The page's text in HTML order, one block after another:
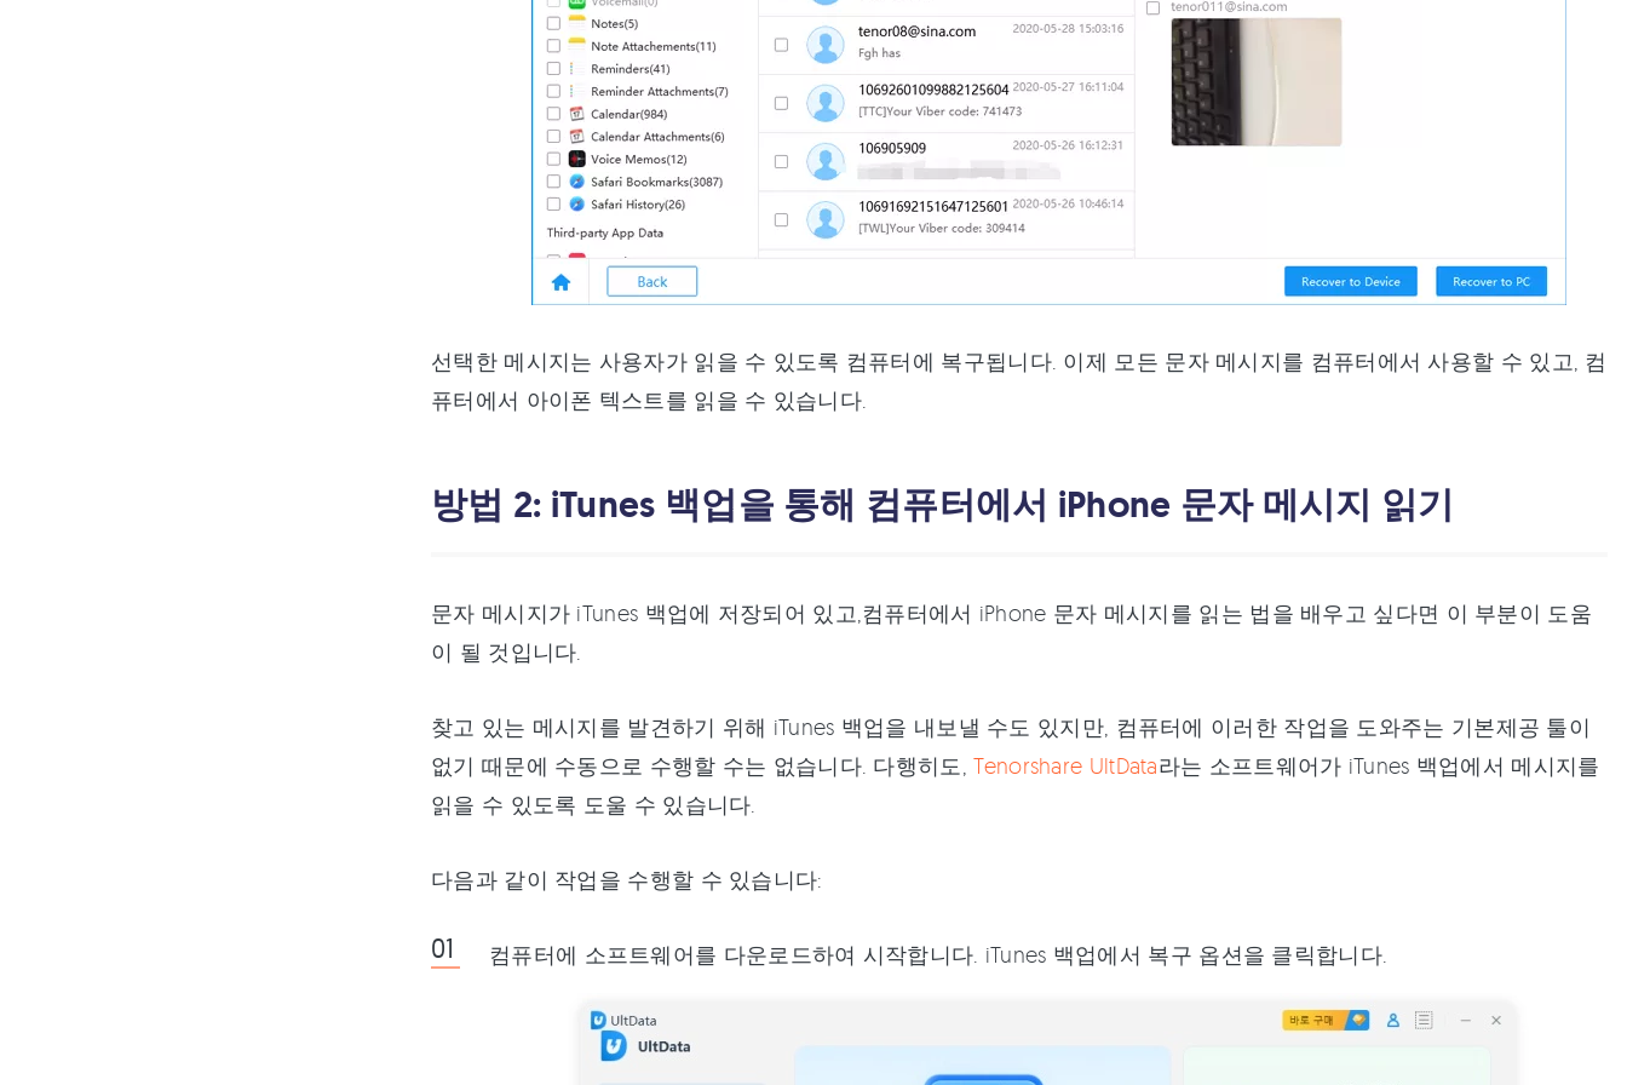
선택한 메시지는 사용자가 읽을 수 있도록 컴퓨터에 복구됩니다. 이제 모든 문자 메시지를 컴퓨터에서 사용할 수 있고, 컴
퓨터에서 아이폰 텍스트를 읽을 수 있습니다.
방법 2: iTunes 백업을 통해 컴퓨터에서 iPhone 문자 메시지 읽기
문자 메시지가 iTunes 백업에 저장되어 있고,컴퓨터에서 iPhone 문자 메시지를 읽는 법을 배우고 싶다면 이 부분이 도움
이 될 것입니다.
찾고 있는 메시지를 발견하기 위해 iTunes 백업을 내보낼 수도 있지만, 컴퓨터에 이러한 작업을 도와주는 기본제공 툴이
없기 때문에 수동으로 수행할 수는 없습니다. 다행히도,Tenorshare UltData라는 소프트웨어가 iTunes 백업에서 메시지를
읽을 수 있도록 도울 수 있습니다.
다음과 같이 작업을 수행할 수 있습니다:
컴퓨터에 소프트웨어를 다운로드하여 시작합니다. iTunes 백업에서 복구 옵션을 클릭합니다.